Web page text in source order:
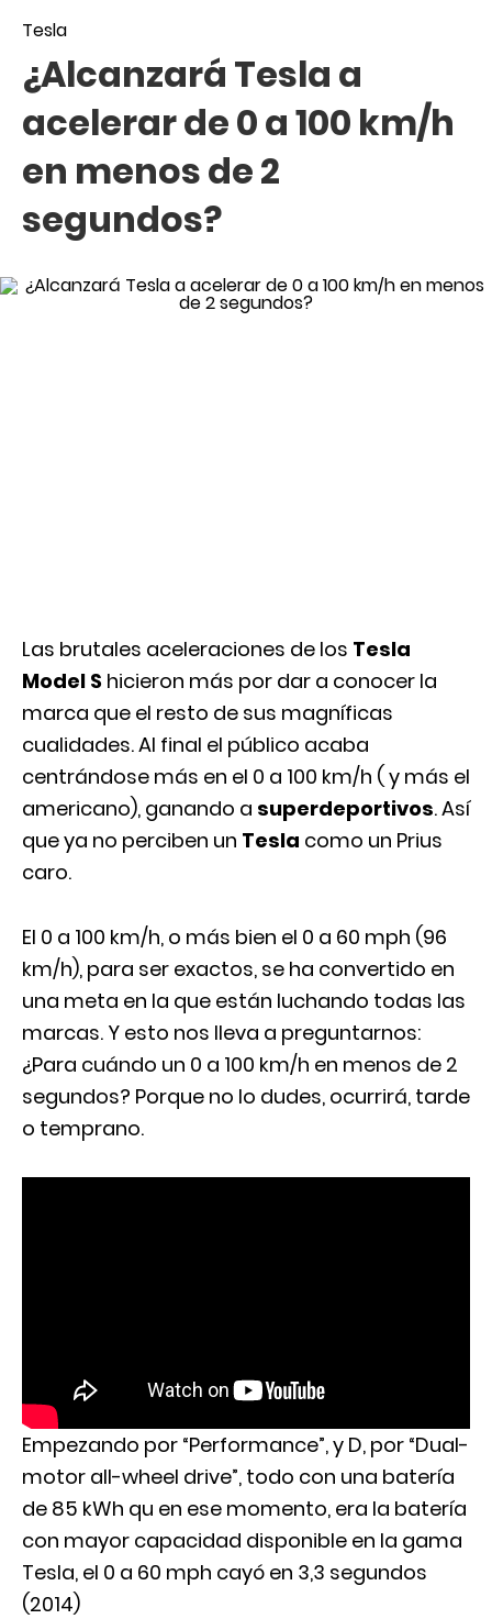
Tesla
¿Alcanzará Tesla a
acelerar de 0 a 100 km/h
en menos de 2
segundos?
Las brutales aceleraciones de los Tesla
Model S hicieron más por dar a conocer la
marca que el resto de sus magníficas
cualidades. Al final el público acaba
centrándose más en el 0 a 100 km/h ( y más el
americano), ganando a superdeportivos. Así
que ya no perciben un Tesla como un Prius
caro.
El 0 a 100 km/h, o más bien el 0 a 60 mph (96
km/h), para ser exactos, se ha convertido en
una meta en la que están luchando todas las
marcas. Y esto nos lleva a preguntarnos:
¿Para cuándo un 0 a 100 km/h en menos de 2
segundos? Porque no lo dudes, ocurrirá, tarde
o temprano.
Empezando por “Performance”, y D, por “Dual-
motor all-wheel drive”, todo con una batería
de 85 kWh qu en ese momento, era la batería
con mayor capacidad disponible en la gama
Tesla, el 0 a 60 mph cayó en 3,3 segundos
(2014)